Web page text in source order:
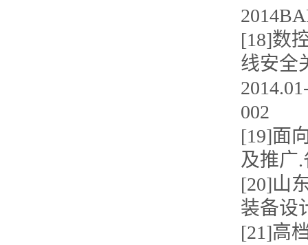
[18]数
线安全
002
[19]面
及推广.
[20]山
装备设
[21]高